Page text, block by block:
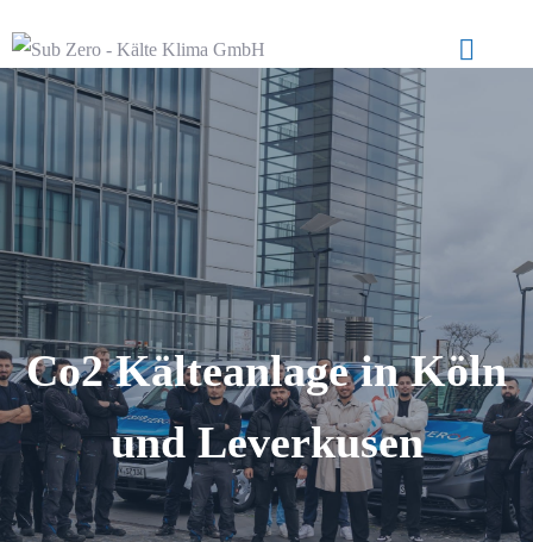
Co2 Kälteanlage in Köln
und Leverkusen